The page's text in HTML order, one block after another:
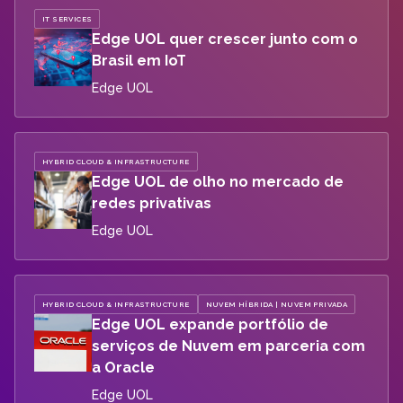
IT SERVICES
Edge UOL quer crescer junto com o
Brasil em IoT
Edge UOL
HYBRID CLOUD & INFRASTRUCTURE
Edge UOL de olho no mercado de
redes privativas
Edge UOL
HYBRID CLOUD & INFRASTRUCTURE NUVEM HÍBRIDA | NUVEM PRIVADA
Edge UOL expande portfólio de
serviços de Nuvem em parceria com
a Oracle
Edge UOL